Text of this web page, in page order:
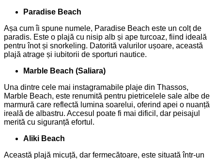
Paradise Beach
Așa cum îi spune numele, Paradise Beach este un colț de
paradis. Este o plajă cu nisip alb și ape turcoaz, fiind ideală
pentru înot și snorkeling. Datorită valurilor ușoare, această
plajă atrage și iubitorii de sporturi nautice.
Marble Beach (Saliara)
Una dintre cele mai instagramabile plaje din Thassos,
Marble Beach, este renumită pentru pietricelele sale albe de
marmură care reflectă lumina soarelui, oferind apei o nuanță
ireală de albastru. Accesul poate fi mai dificil, dar peisajul
merită cu siguranță efortul.
Aliki Beach
Această plajă micuță, dar fermecătoare, este situată într-un